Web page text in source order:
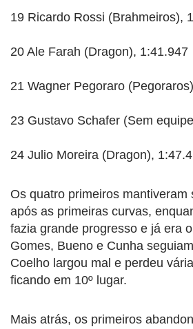
19 Ricardo Rossi (Brahmeiros),
20 Ale Farah (Dragon), 1:41.947
21 Wagner Pegoraro
23 Gustavo Schafer (Sem
24 Julio Moreira (Dragon),
Os quatro primeiros mantiveram
após as primeiras curvas,
fazia grande progresso e já era
Gomes, Bueno e Cunha
Coelho largou mal e perdeu
ficando em 10º lugar.
Mais atrás, os primeiros